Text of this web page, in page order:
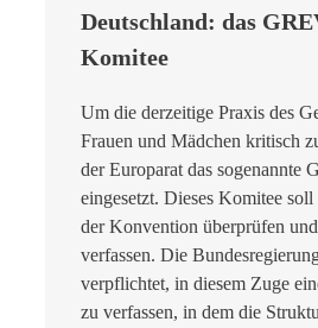
Deutschland: das
Komitee
Um die derzeitige Praxis des
Frauen und Mädchen kritisch
der Europarat das sogenannte
eingesetzt. Dieses Komitee
der Konvention überprüfen
verfassen. Die
verpflichtet, in diesem Zuge
zu verfassen, in dem die